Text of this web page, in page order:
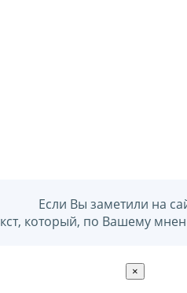
Если Вы заметили на
который, по Вашему
×